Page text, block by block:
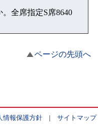
全席指定S席8640
ページの先頭へ
情報保護方針| サイトマップ